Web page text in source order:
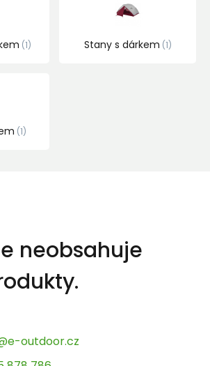
1 Stany s dárkem 1
1
neobsahuje
outdoor.cz